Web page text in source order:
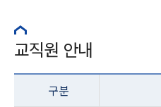
교직원 안내
구분